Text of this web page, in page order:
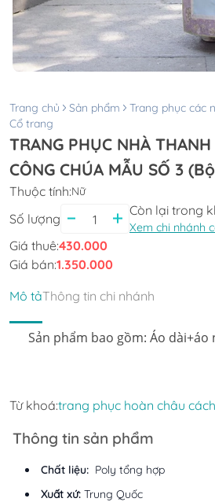
Trang chủ Sản phẩm Trang phục các
Cổ trang
TRANG PHỤC NHÀ THANH -HOÀN CHÂU
CÔNG CHÚA MẪU SỐ 3
Thuộc tính:Nữ
Số lượng
Còn lại trong
Xem chi nhánh
Giá thuê:430.000
Giá bán:1.350.000
Mô tảThông tin chi nhánh
Sản phẩm bao gồm: Áo dài+áo
Từ khoá:trang phục hoàn châu
Thông tin sản phẩm
Chất liệu: Poly tổng hợp
Xuất xứ: Trung Quốc